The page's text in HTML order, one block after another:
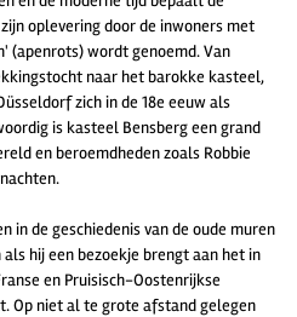
oplevering door de inwoners met
(apenrots) wordt genoemd. Van
naar het barokke kasteel,
zich in de 18e eeuw als
is kasteel Bensberg een grand
en beroemdheden zoals Robbie
in de geschiedenis van de oude muren
hij een bezoekje brengt aan het in
en Pruisisch-Oostenrijkse
Op niet al te grote afstand gelegen